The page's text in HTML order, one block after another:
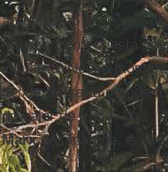
apropriação do tempo
riqueza frente a esta
indústria. Nesse
deixar de ser a grande
do valor de troca. Mas,
Marxdesaparece, isso